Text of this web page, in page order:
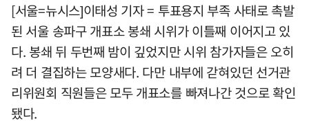
[서울=뉴시스]이태성 기자 = 투표용지 부족 사태로 촉발
된 서울 송파구 개표소 봉쇄 시위가 이틀째 이어지고 있
다. 봉쇄 뒤 두번째 밤이 깊었지만 시위 참가자들은 오히
려 더 결집하는 모양새다. 다만 내부에 갇혀있던 선거관
리위원회 직원들은 모두 개표소를 빠져나간 것으로 확인
됐다.